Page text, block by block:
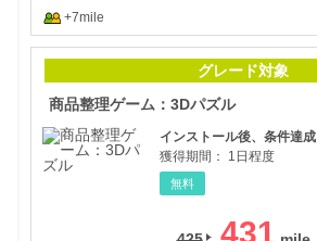
+7mile
グレード対象
商品整理ゲーム：3Dパズル
インストール後、条件達成
獲得期間：
1日程度
無料
431